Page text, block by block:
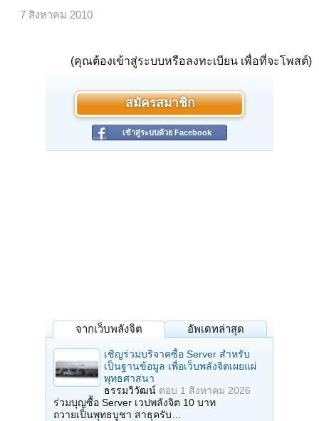
7 สิงหาคม 2010
(คุณต้องเข้าสู่ระบบหรือลงทะเบียน เพื่อที่จะโพสต์)
สมัครสมาชิก
เข้าสู่ระบบด้วย Facebook
จากเว็บพลังจิต อัพเดทล่าสุด
เชิญร่วมบริจาคซื้อ Server สำหรับ
เป็นฐานข้อมูล เพื่อเว็บพลังจิตเผยแผ่
พุทธศาสนา
ธรรมวิวัฒน์ ตอบ 1 สิงหาคม 2026
ร่วมบุญซื้อ Server เวปพลังจิต 10 บาท
ถวายเป็นพุทธบูชา สาธุครับ…